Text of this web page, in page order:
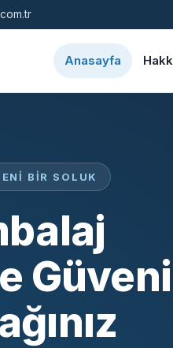
Anasayfa
BIR SOLUK